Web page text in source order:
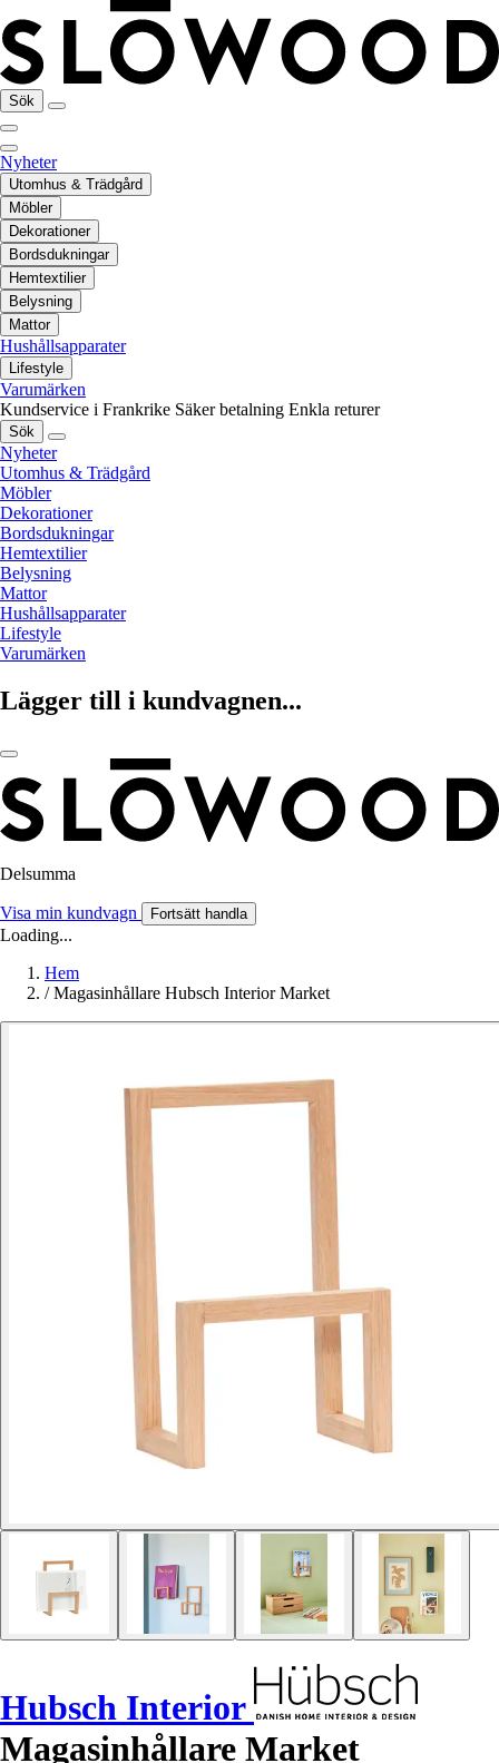
Sök
Nyheter
Utomhus & Trädgård
Möbler
Dekorationer
Bordsdukningar
Hemtextilier
Belysning
Mattor
Hushållsapparater
Lifestyle
Varumärken
Kundservice i Frankrike Säker betalning Enkla returer
Sök
Nyheter
Utomhus & Trädgård
Möbler
Dekorationer
Bordsdukningar
Hemtextilier
Belysning
Mattor
Hushållsapparater
Lifestyle
Varumärken
Lägger till i kundvagnen...
Delsumma
Visa min kundvagn Fortsätt handla
Loading...
Hem
/ Magasinhållare Hubsch Interior Market
Hubsch Interior
Magasinhållare Market